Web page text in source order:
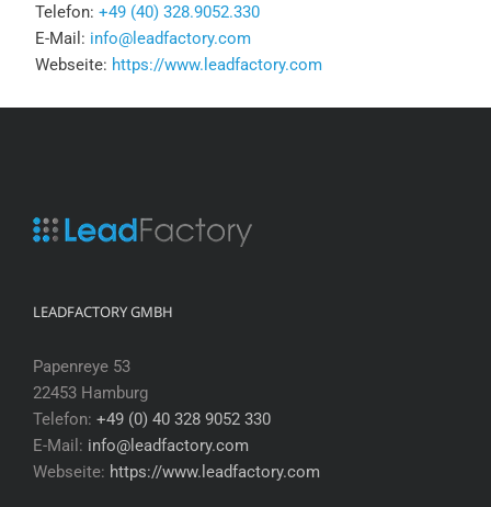
Telefon: +49 (40) 328.9052.330
E-Mail: info@leadfactory.com
Webseite: https://www.leadfactory.com
LEADFACTORY GMBH
Papenreye 53
22453 Hamburg
Telefon: +49 (0) 40 328 9052 330
E-Mail: info@leadfactory.com
Webseite: https://www.leadfactory.com